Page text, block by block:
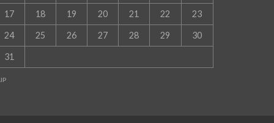
17 18 19 20 21 22 23
24 25 26 27 28 29 30
31